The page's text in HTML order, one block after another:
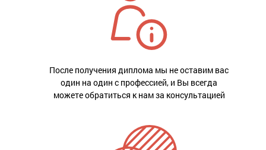
После получения диплома мы не оставим вас
один на один с профессией, и Вы всегда
можете обратиться к нам за консультацией